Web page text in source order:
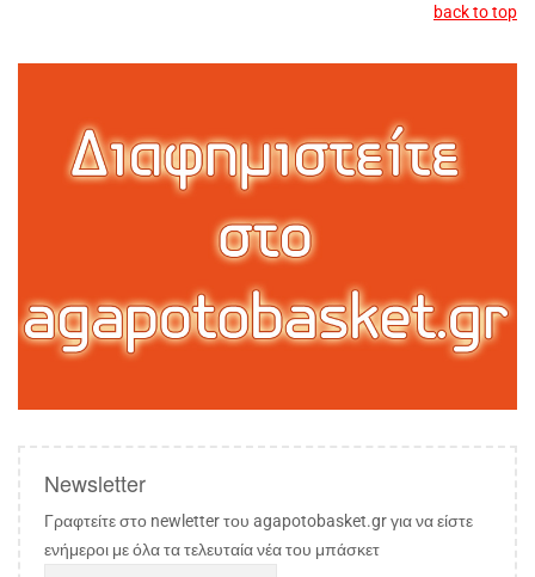
back to top
Newsletter
Γραφτείτε στο newletter του agapotobasket.gr για να είστε
ενήμεροι με όλα τα τελευταία νέα του μπάσκετ